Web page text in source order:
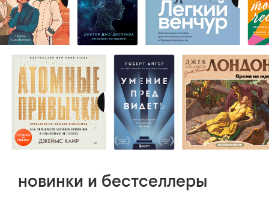
новинки и бестселлеры